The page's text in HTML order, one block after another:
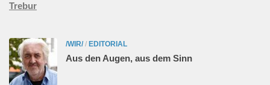
Trebur
/WIR/ / EDITORIAL
Aus den Augen, aus dem Sinn